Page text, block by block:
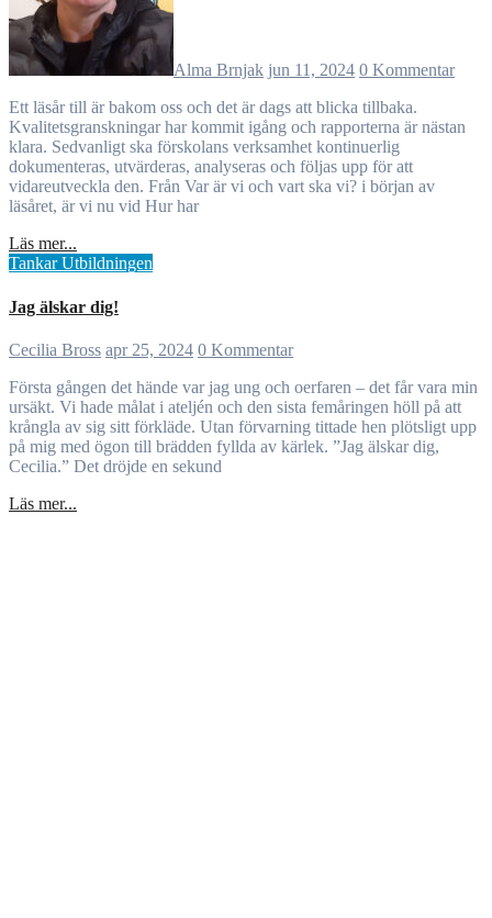
Alma Brnjak jun 11, 2024 0 Kommentar
Ett läsår till är bakom oss och det är dags att blicka tillbaka.
Kvalitetsgranskningar har kommit igång och rapporterna är nästan
klara. Sedvanligt ska förskolans verksamhet kontinuerlig
dokumenteras, utvärderas, analyseras och följas upp för att
vidareutveckla den. Från Var är vi och vart ska vi? i början av
läsåret, är vi nu vid Hur har
Läs mer...
TankarUtbildningen
Jag älskar dig!
Cecilia Bross apr 25, 2024 0 Kommentar
Första gången det hände var jag ung och oerfaren – det får vara min
ursäkt. Vi hade målat i ateljén och den sista femåringen höll på att
krångla av sig sitt förkläde. Utan förvarning tittade hen plötsligt upp
på mig med ögon till brädden fyllda av kärlek. ”Jag älskar dig,
Cecilia.” Det dröjde en sekund
Läs mer...